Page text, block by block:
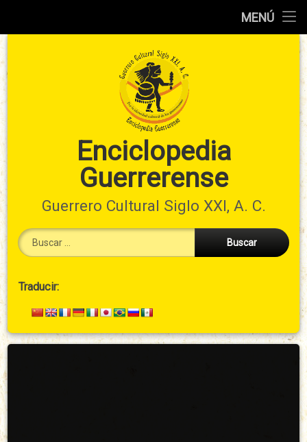
MENÚ
Enciclopedia
Guerrerense
Guerrero Cultural Siglo XXI, A. C.
Cabecera
Secundario
Traducir:
Arriba